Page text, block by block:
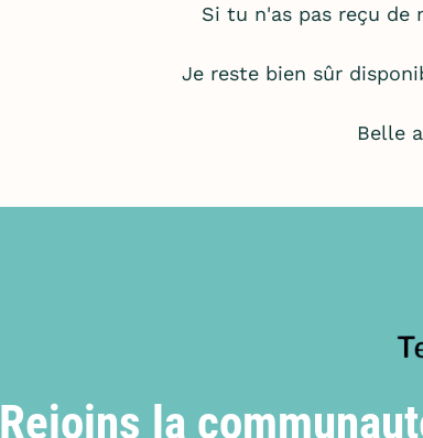
Si tu n'as pas reçu de
Je reste bien sûr
Belle
Rejoins la